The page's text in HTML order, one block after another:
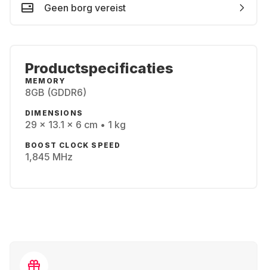
Geen borg vereist
Productspecificaties
MEMORY
8GB (GDDR6)
DIMENSIONS
29 x 13.1 x 6 cm • 1 kg
BOOST CLOCK SPEED
1,845 MHz